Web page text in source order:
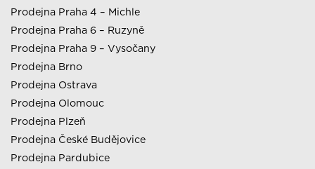
Prodejna Praha 4 – Michle
Prodejna Praha 6 – Ruzyně
Prodejna Praha 9 – Vysočany
Prodejna Brno
Prodejna Ostrava
Prodejna Olomouc
Prodejna Plzeň
Prodejna České Budějovice
Prodejna Pardubice